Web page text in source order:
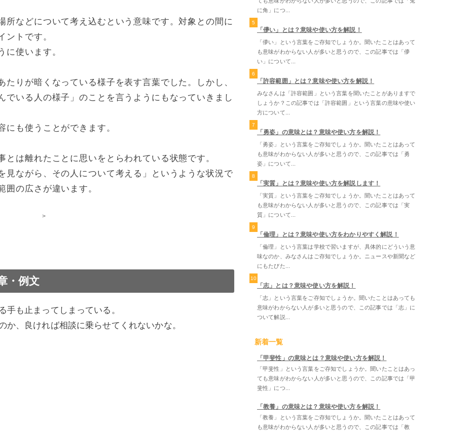
所などについて考え込むという意味です。対象との間に
ントです。
に使います。
たりが暗くなっている様子を表す言葉でした。しかし、
でいる人の様子」のことを言うようにもなっていきまし
にも使うことができます。
とは離れたことに思いをとらわれている状態です。
見ながら、その人について考える」というような状況で
囲の広さが違います。
>
・例文
手も止まってしまっている。
、良ければ相談に乗らせてくれないかな。
に角」につ...
5
「儚い」とは？意味や使い方を解説！
「儚い」という言葉をご存知でしょうか。聞いたことはあって
も意味がわからない人が多いと思うので、この記事では「儚
い」について...
6
「許容範囲」とは？意味や使い方を解説！
みなさんは「許容範囲」という言葉を聞いたことがありますで
しょうか？この記事では「許容範囲」という言葉の意味や使い
方について...
7
「勇姿」の意味とは？意味や使い方を解説！
「勇姿」という言葉をご存知でしょうか。聞いたことはあって
も意味がわからない人が多いと思うので、この記事では「勇
姿」について...
8
「実質」とは？意味や使い方を解説します！
「実質」という言葉をご存知でしょうか。聞いたことはあって
も意味がわからない人が多いと思うので、この記事では「実
質」について...
9
「倫理」とは？意味や使い方をわかりやすく解説！
「倫理」という言葉は学校で習いますが、具体的にどういう意
味なのか、みなさんはご存知でしょうか。ニュースや新聞など
にもたびた...
10
「志」とは？意味や使い方を解説！
「志」という言葉をご存知でしょうか。聞いたことはあっても
意味がわからない人が多いと思うので、この記事では「志」に
ついて解説...
新着一覧
「甲斐性」の意味とは？意味や使い方を解説！
「甲斐性」という言葉をご存知でしょうか。聞いたことはあっ
ても意味がわからない人が多いと思うので、この記事では「甲
斐性」につ...
「教養」の意味とは？意味や使い方を解説！
「教養」という言葉をご存知でしょうか。聞いたことはあって
も意味がわからない人が多いと思うので、この記事では「教